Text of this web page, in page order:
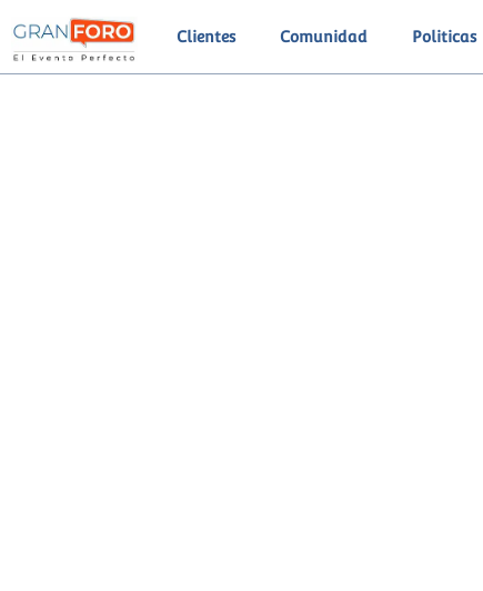
contenido
Clientes Comunidad Politicas